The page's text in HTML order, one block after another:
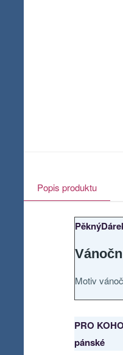
Popis produktu
Motiv
PRO KOHO
pánské